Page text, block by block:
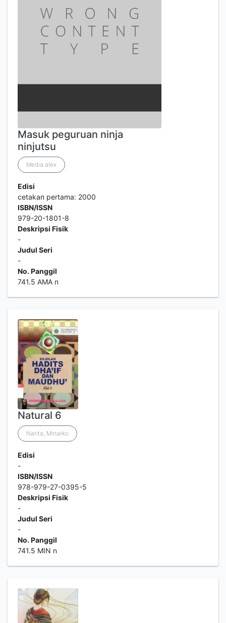
Masuk peguruan ninja
ninjutsu
Media alex
Edisi
cetakan pertama: 2000
ISBN/ISSN
979-20-1801-8
Deskripsi Fisik
-
Judul Seri
-
No. Panggil
741.5 AMA n
Natural 6
Narita, Minarko
Edisi
-
ISBN/ISSN
978-979-27-0395-5
Deskripsi Fisik
-
Judul Seri
-
No. Panggil
741.5 MIN n